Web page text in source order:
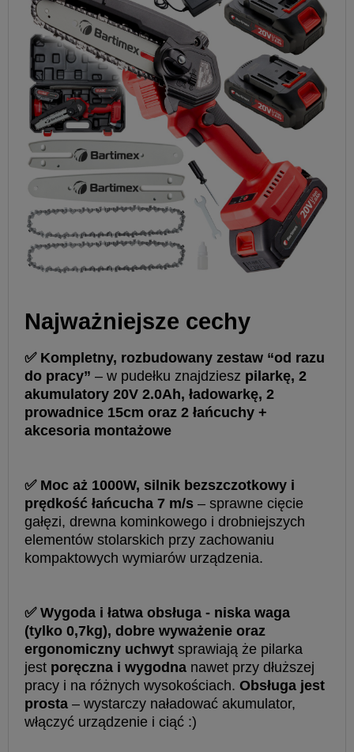
️Najważniejsze cechy
✅ Kompletny, rozbudowany zestaw “od razu
do pracy” – w pudełku znajdziesz pilarkę, 2
akumulatory 20V 2.0Ah, ładowarkę, 2
prowadnice 15cm oraz 2 łańcuchy +
akcesoria montażowe
✅ Moc aż 1000W, silnik bezszczotkowy i
prędkość łańcucha 7 m/s – sprawne cięcie
gałęzi, drewna kominkowego i drobniejszych
elementów stolarskich przy zachowaniu
kompaktowych wymiarów urządzenia.
✅ Wygoda i łatwa obsługa - niska waga
(tylko 0,7kg), dobre wyważenie oraz
ergonomiczny uchwyt sprawiają że pilarka
jest poręczna i wygodna nawet przy dłuższej
pracy i na różnych wysokościach. Obsługa jest
prosta – wystarczy naładować akumulator,
włączyć urządzenie i ciąć :)